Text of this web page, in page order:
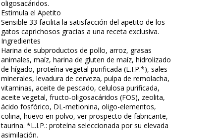
oligosacáridos.
Estimula el Apetito
Sensible 33 facilita la satisfacción del apetito de los
gatos caprichosos gracias a una receta exclusiva.
Ingredientes
Harina de subproductos de pollo, arroz, grasas
animales, maíz, harina de gluten de maíz, hidrolizado
de hígado, proteína vegetal purificada (L.I.P.*), sales
minerales, levadura de cerveza, pulpa de remolacha,
vitaminas, aceite de pescado, celulosa purificada,
aceite vegetal, fructo-oligosacáridos (FOS), zeolita,
ácido fosfórico, DL-metionina, oligo-elementos,
colina, huevo en polvo, ver prospecto de fabricante,
taurina. *L.I.P.: proteína seleccionada por su elevada
asimilación.